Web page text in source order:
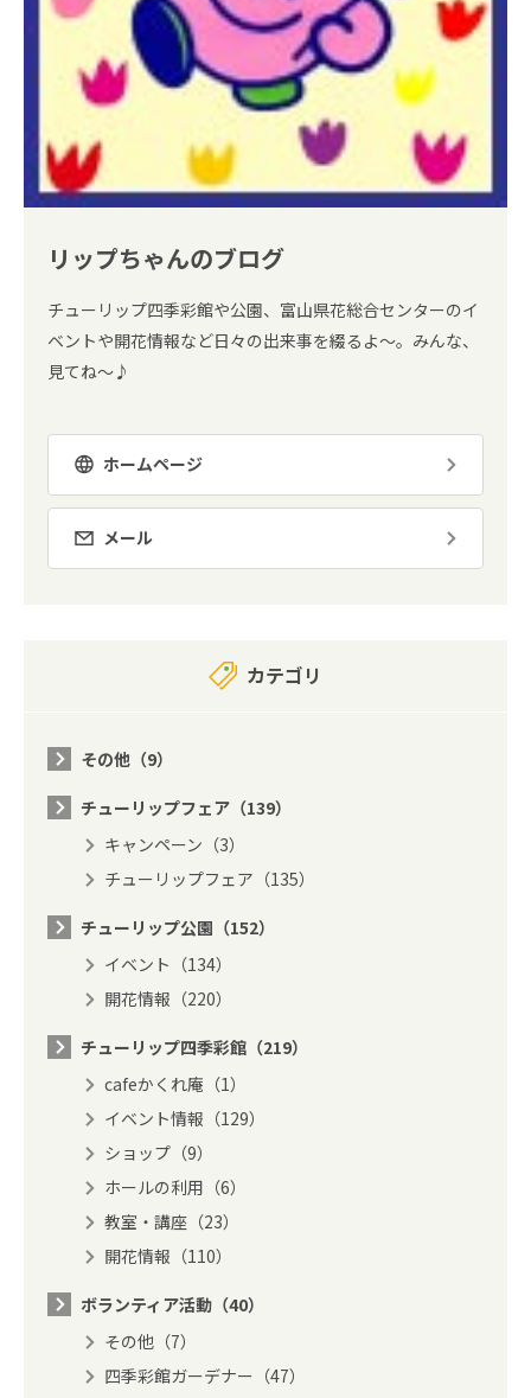
リップちゃんのブログ
チューリップ四季彩館や公園、富山県花総合センターのイ
ベントや開花情報など日々の出来事を綴るよ～。みんな、
見てね～♪
ホームページ
メール
カテゴリ
その他（9）
チューリップフェア（139）
キャンペーン（3）
チューリップフェア（135）
チューリップ公園（152）
イベント（134）
開花情報（220）
チューリップ四季彩館（219）
cafeかくれ庵（1）
イベント情報（129）
ショップ（9）
ホールの利用（6）
教室・講座（23）
開花情報（110）
ボランティア活動（40）
その他（7）
四季彩館ガーデナー（47）